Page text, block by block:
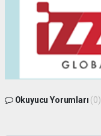
Okuyucu Yorumları (0)